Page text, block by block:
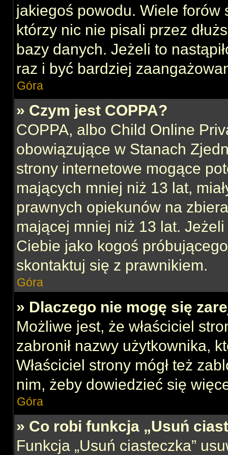
jakiegoś powodu. Wiele forów
którzy nic nie pisali przez
bazy danych. Jeżeli to
raz i być bardziej
Góra
» Czym jest COPPA?
COPPA, albo Child Online
obowiązujące w Stanach
strony internetowe mogące
mających mniej niż 13 lat,
prawnych opiekunów na
mającej mniej niż 13 lat.
Ciebie jako kogoś
skontaktuj się z prawnikiem.
Góra
» Dlaczego nie mogę się
Możliwe jest, że właściciel
zabronił nazwy użytkownika,
Właściciel strony mógł też
nim, żeby dowiedzieć się
Góra
» Co robi funkcja „Usuń
Funkcja „Usuń ciasteczka”